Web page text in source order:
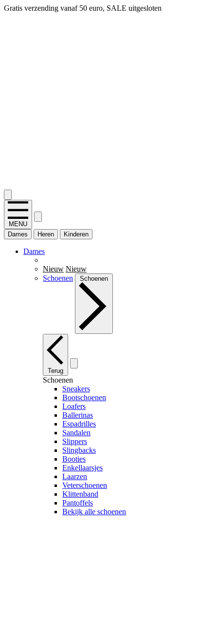
Gratis verzending vanaf 50 euro, SALE uitgesloten
MENU
Dames
Heren Kinderen
Dames
Nieuw Nieuw
Schoenen
Schoenen
Terug
Schoenen
Sneakers
Bootschoenen
Loafers
Ballerinas
Espadrilles
Sandalen
Slippers
Slingbacks
Booties
Enkellaarsjes
Laarzen
Veterschoenen
Klittenband
Pantoffels
Bekijk alle schoenen